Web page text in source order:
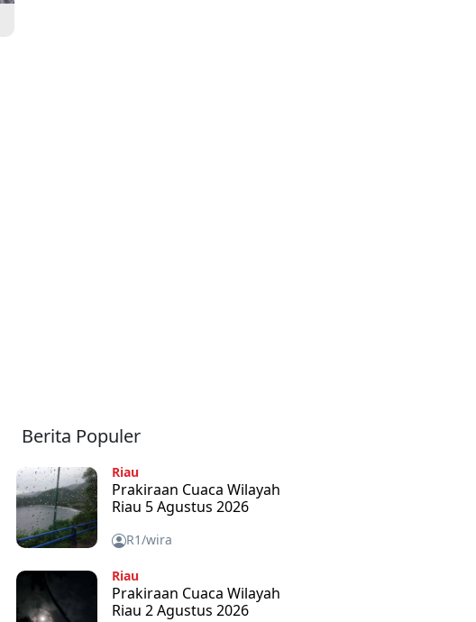
Berita Populer
Riau
Prakiraan Cuaca Wilayah
Riau 5 Agustus 2026
R1/wira
Riau
Prakiraan Cuaca Wilayah
Riau 2 Agustus 2026